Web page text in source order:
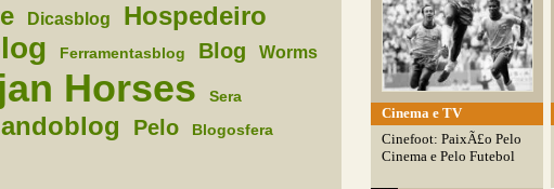
Dicasblog Hospedeiro
Ferramentasblog Blog Worms
Horses Sera
Pelo Blogosfera
Cinema e TV
Cinefoot: PaixÃ£o Pelo
Cinema e Pelo Futebol